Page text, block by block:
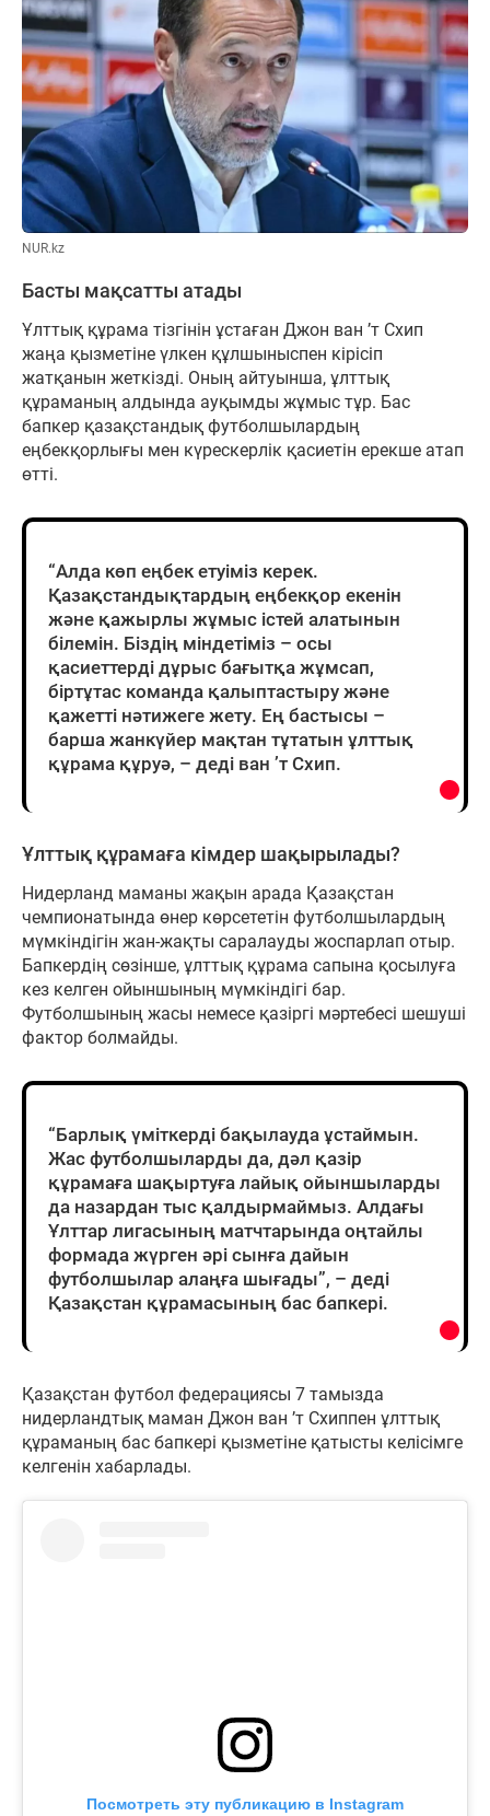
NUR.kz
Басты мақсатты атады
Ұлттық құрама тізгінін ұстаған Джон ван ’т Схип
жаңа қызметіне үлкен құлшыныспен кірісіп
жатқанын жеткізді. Оның айтуынша, ұлттық
құраманың алдында ауқымды жұмыс тұр. Бас
бапкер қазақстандық футболшылардың
еңбекқорлығы мен күрескерлік қасиетін ерекше атап
өтті.
“Алда көп еңбек етуіміз керек.
Қазақстандықтардың еңбекқор екенін
және қажырлы жұмыс істей алатынын
білемін. Біздің міндетіміз – осы
қасиеттерді дұрыс бағытқа жұмсап,
біртұтас команда қалыптастыру және
қажетті нәтижеге жету. Ең бастысы –
барша жанкүйер мақтан тұтатын ұлттық
құрама құруә, – деді ван ’т Схип.
Ұлттық құрамаға кімдер шақырылады?
Нидерланд маманы жақын арада Қазақстан
чемпионатында өнер көрсететін футболшылардың
мүмкіндігін жан-жақты саралауды жоспарлап отыр.
Бапкердің сөзінше, ұлттық құрама сапына қосылуға
кез келген ойыншының мүмкіндігі бар.
Футболшының жасы немесе қазіргі мәртебесі шешуші
фактор болмайды.
“Барлық үміткерді бақылауда ұстаймын.
Жас футболшыларды да, дәл қазір
құрамаға шақыртуға лайық ойыншыларды
да назардан тыс қалдырмаймыз. Алдағы
Ұлттар лигасының матчтарында оңтайлы
формада жүрген әрі сынға дайын
футболшылар алаңға шығады”, – деді
Қазақстан құрамасының бас бапкері.
Қазақстан футбол федерациясы 7 тамызда
нидерландтық маман Джон ван ’т Схиппен ұлттық
құраманың бас бапкері қызметіне қатысты келісімге
келгенін хабарлады.
Посмотреть эту публикацию в Instagram